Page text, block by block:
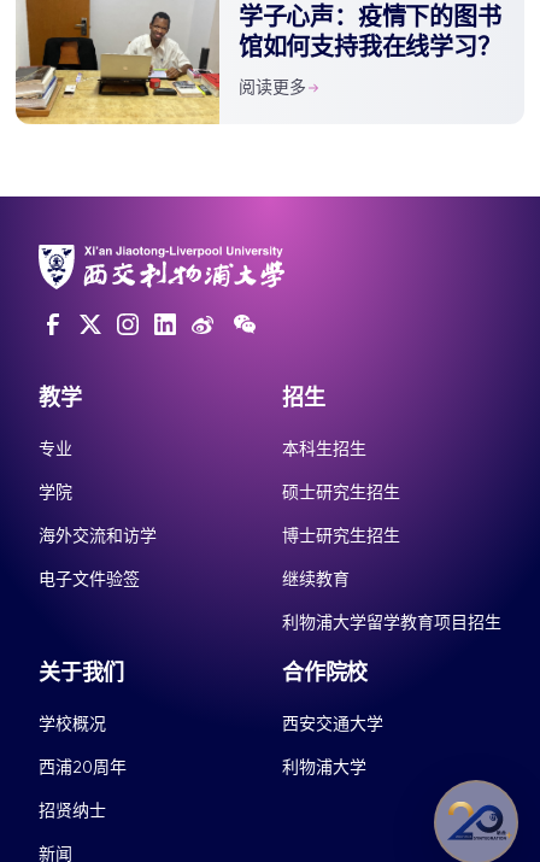
学子心声：疫情下的图书
馆如何支持我在线学习？
阅读更多
教学
专业
学院
海外交流和访学
电子文件验签
招生
本科生招生
硕士研究生招生
博士研究生招生
继续教育
利物浦大学留学教育项目招生
关于我们
学校概况
西浦20周年
招贤纳士
新闻
合作院校
西安交通大学
利物浦大学